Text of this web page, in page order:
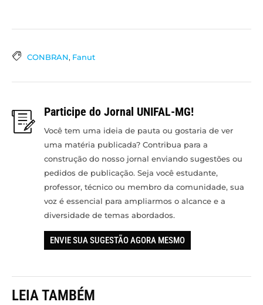
CONBRAN, Fanut
Participe do Jornal UNIFAL-MG!
Você tem uma ideia de pauta ou gostaria de ver
uma matéria publicada? Contribua para a
construção do nosso jornal enviando sugestões ou
pedidos de publicação. Seja você estudante,
professor, técnico ou membro da comunidade, sua
voz é essencial para ampliarmos o alcance e a
diversidade de temas abordados.
ENVIE SUA SUGESTÃO AGORA MESMO
LEIA TAMBÉM